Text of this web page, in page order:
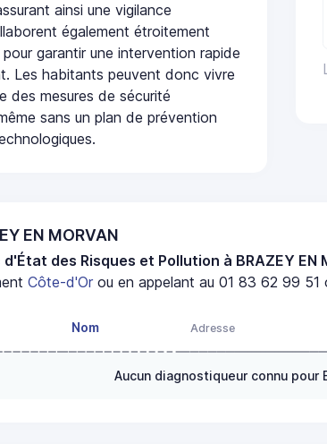
ainsi une vigilance
également étroitement
garantir une intervention rapide
Les habitants peuvent donc vivre
des mesures de sécurité
sans un plan de prévention
EN MORVAN
des Risques et Pollution à BRAZEY EN
Côte-d'Or ou en appelant au 01 83 62 99 51
Nom Adresse
Aucun diagnostiqueur connu pour